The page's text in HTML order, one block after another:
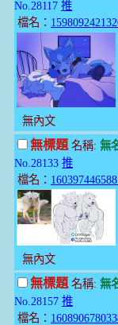
No.28117 推
檔名：
無內文
無標題名稱: 無
No.28133 推
檔名：
無內文
無標題名稱: 無
No.28157 推
檔名：